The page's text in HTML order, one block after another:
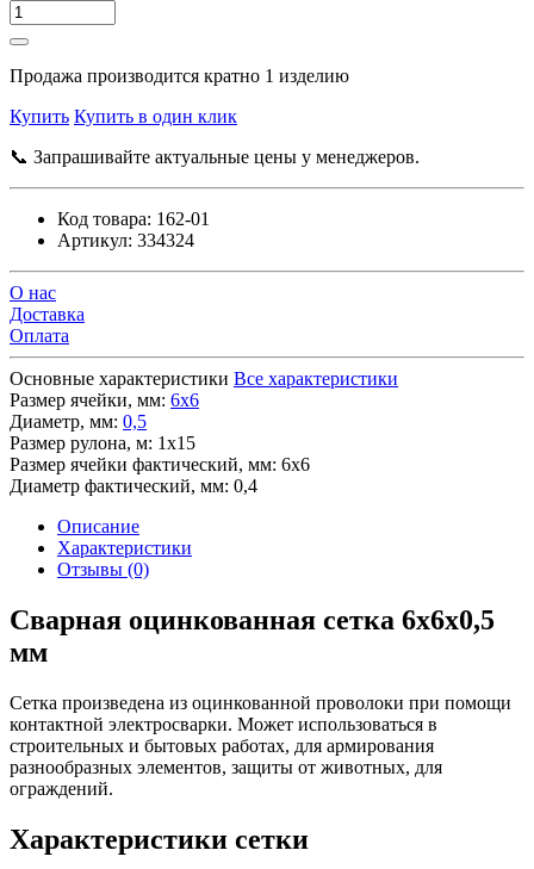
Продажа производится кратно 1 изделию
Купить Купить в один клик
📞 Запрашивайте актуальные цены у менеджеров.
Код товара: 162-01
Артикул: 334324
О нас
Доставка
Оплата
Основные характеристики Все характеристики
Размер ячейки, мм: 6х6
Диаметр, мм: 0,5
Размер рулона, м: 1х15
Размер ячейки фактический, мм: 6х6
Диаметр фактический, мм: 0,4
Описание
Характеристики
Отзывы (0)
Сварная оцинкованная сетка 6х6х0,5
мм
Сетка произведена из оцинкованной проволоки при помощи
контактной электросварки. Может использоваться в
строительных и бытовых работах, для армирования
разнообразных элементов, защиты от животных, для
ограждений.
Характеристики сетки